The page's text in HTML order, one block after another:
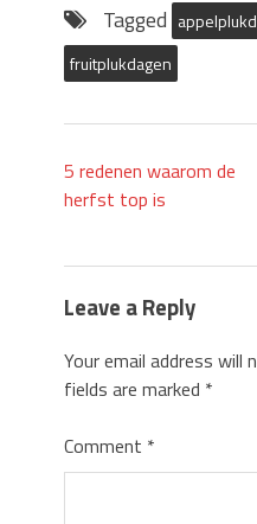
Tagged
fruitplukdagen
5 redenen waarom de
herfst top is
Leave a Reply
Your email address will
fields are marked *
Comment *